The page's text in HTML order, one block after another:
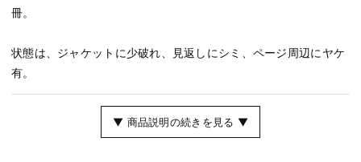
冊。
状態は、ジャケットに少破れ、見返しにシミ、ページ周辺にヤケ
有。
▼ 商品説明の続きを見る ▼